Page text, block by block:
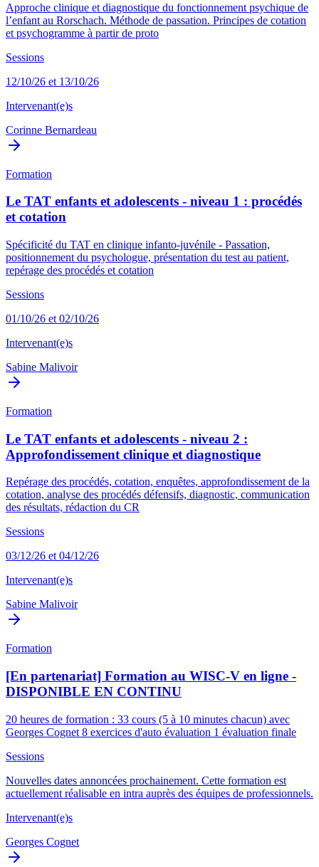
Approche clinique et diagnostique du fonctionnement psychique de
l’enfant au Rorschach. Méthode de passation. Principes de cotation
et psychogramme à partir de proto
Sessions
12/10/26 et 13/10/26
Intervenant(e)s
Corinne Bernardeau
Formation
Le TAT enfants et adolescents - niveau 1 : procédés
et cotation
Spécificité du TAT en clinique infanto-juvénile - Passation,
positionnement du psychologue, présentation du test au patient,
repérage des procédés et cotation
Sessions
01/10/26 et 02/10/26
Intervenant(e)s
Sabine Malivoir
Formation
Le TAT enfants et adolescents - niveau 2 :
Approfondissement clinique et diagnostique
Repérage des procédés, cotation, enquêtes, approfondissement de la
cotation, analyse des procédés défensifs, diagnostic, communication
des résultats, rédaction du CR
Sessions
03/12/26 et 04/12/26
Intervenant(e)s
Sabine Malivoir
Formation
[En partenariat] Formation au WISC-V en ligne -
DISPONIBLE EN CONTINU
20 heures de formation : 33 cours (5 à 10 minutes chacun) avec
Georges Cognet 8 exercices d'auto évaluation 1 évaluation finale
Sessions
Nouvelles dates annoncées prochainement. Cette formation est
actuellement réalisable en intra auprès des équipes de professionnels.
Intervenant(e)s
Georges Cognet